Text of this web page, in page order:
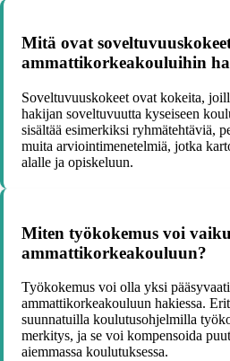
Mitä ovat
ammattikorkeakouluihin
Soveltuvuuskokeet ovat kokeita,
hakijan soveltuvuutta kyseiseen
sisältää esimerkiksi ryhmätehtäviä,
muita arviointimenetelmiä, jotka
alalle ja opiskeluun.
Miten työkokemus voi
ammattikorkeakouluun?
Työkokemus voi olla yksi
ammattikorkeakouluun hakiessa.
suunnatuilla koulutusohjelmilla
merkitys, ja se voi kompensoida
aiemmassa koulutuksessa.